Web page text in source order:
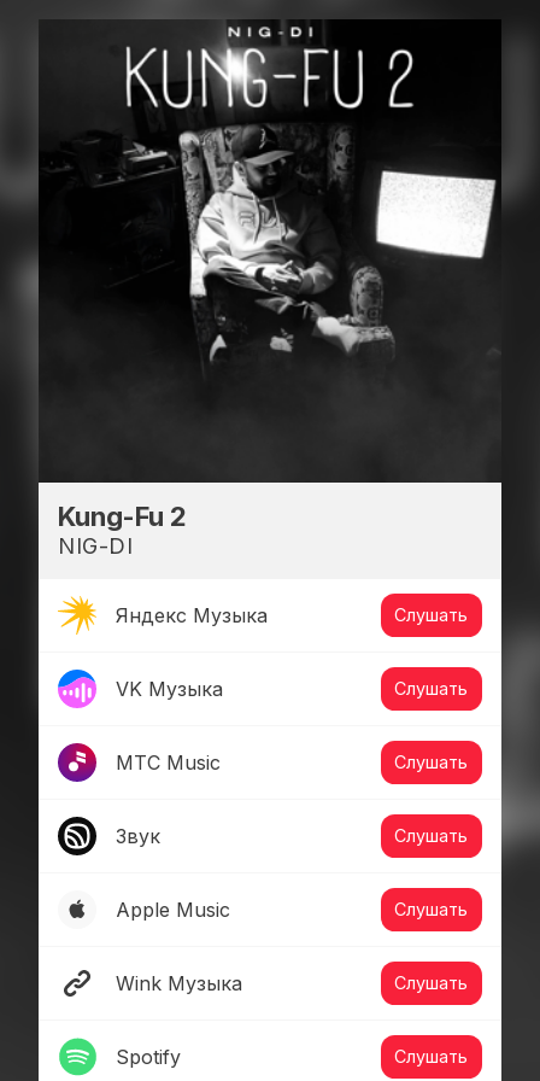
Kung-Fu 2
NIG-DI
Яндекс Музыка Слушать
VK Музыка Слушать
МТС Music Слушать
Звук Слушать
Apple Music Слушать
Wink Музыка Слушать
Spotify Слушать